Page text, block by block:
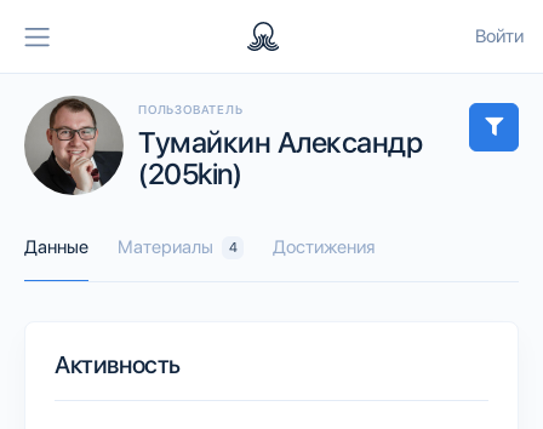
Войти
ПОЛЬЗОВАТЕЛЬ
Тумайкин Александр
(205kin)
Данные Материалы 4 Достижения
Активность